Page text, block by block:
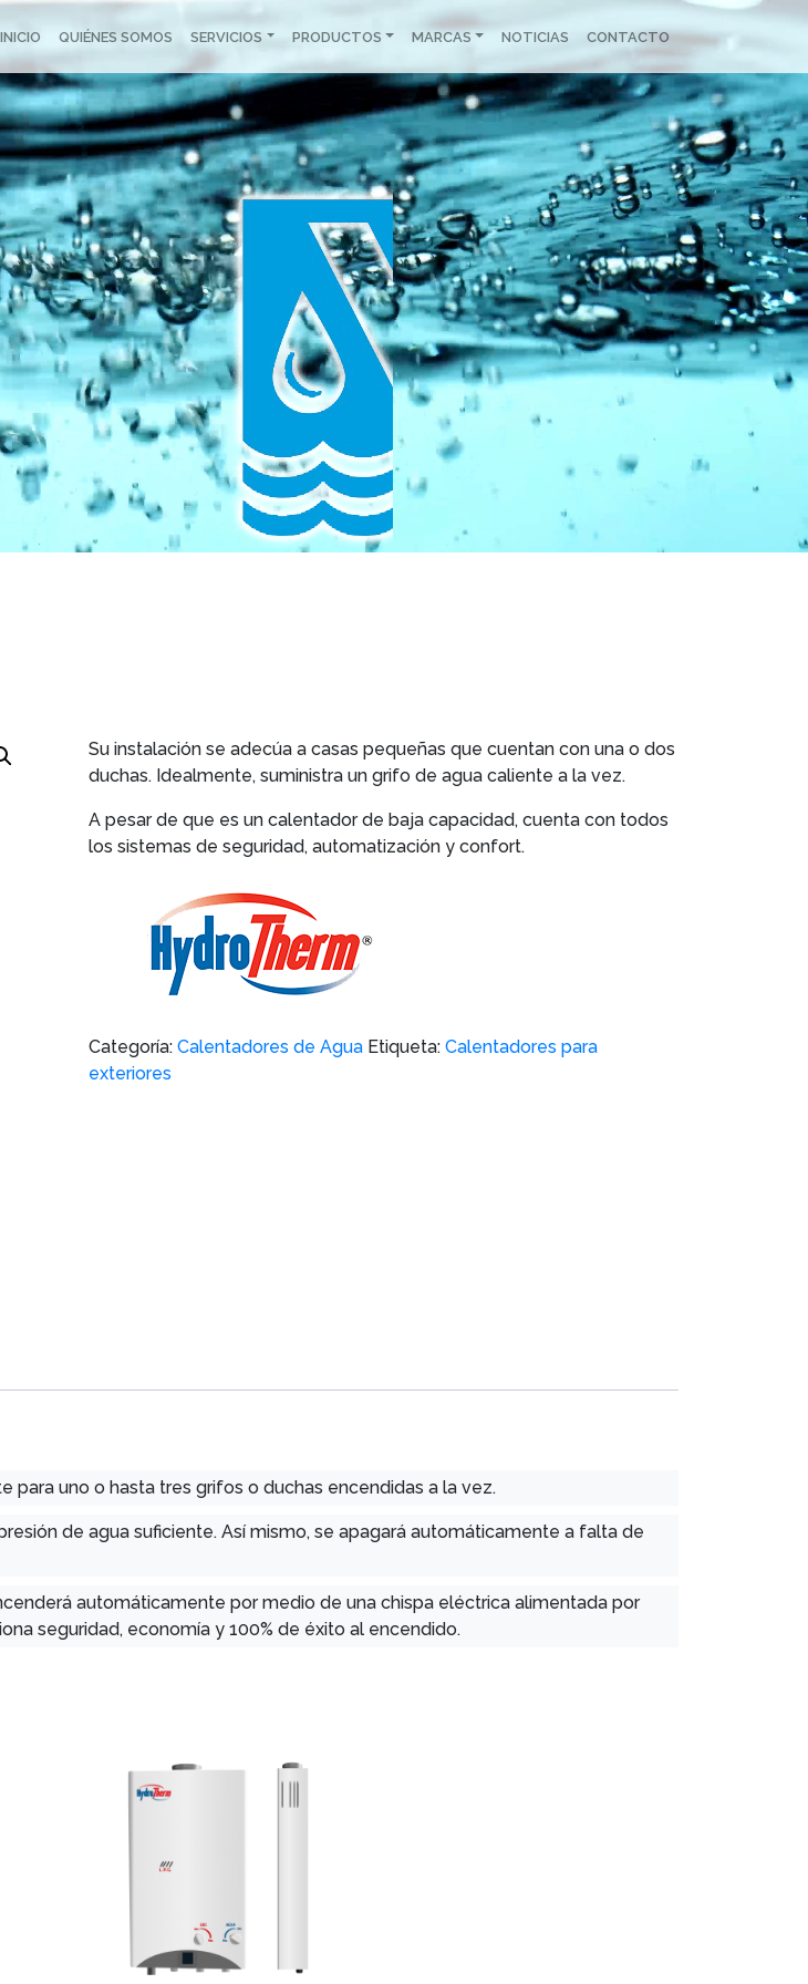
INICIO QUIÉNES SOMOS SERVICIOS PRODUCTOS MARCAS NOTICIAS CONTACTO
Su instalación se adecúa a casas pequeñas que cuentan con una o dos
duchas. Idealmente, suministra un grifo de agua caliente a la vez.
A pesar de que es un calentador de baja capacidad, cuenta con todos
los sistemas de seguridad, automatización y confort.
Categoría:Calentadores de Agua Etiqueta:Calentadores para
exteriores
para uno o hasta tres grifos o duchas encendidas a la vez.
de agua suficiente. Así mismo, se apagará automáticamente a falta de
automáticamente por medio de una chispa eléctrica alimentada por
seguridad, economía y 100% de éxito al encendido.